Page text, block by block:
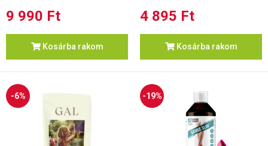
9 990 Ft
Kosárba rakom
4 895 Ft
Kosárba rakom
-6% -19%